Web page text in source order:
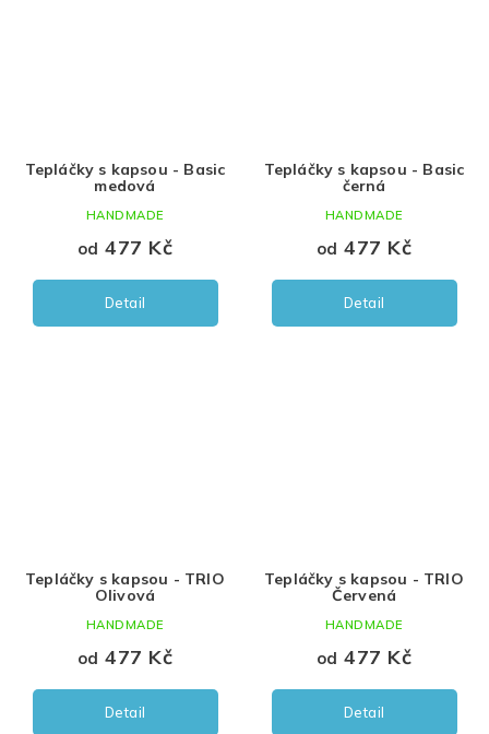
Tepláčky s kapsou - Basic
medová
od 477 Kč
Detail
HANDMADE
Tepláčky s kapsou - Basic
černá
od 477 Kč
Detail
HANDMADE
Tepláčky s kapsou - TRIO
Olivová
od 477 Kč
Detail
HANDMADE
Tepláčky s kapsou - TRIO
Červená
od 477 Kč
Detail
HANDMADE